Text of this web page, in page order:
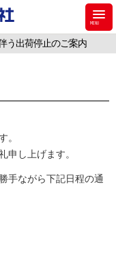
などのケミカル製品、食
売しています。
う出荷停止のご案内
。
申し上げます。
手ながら下記日程の通